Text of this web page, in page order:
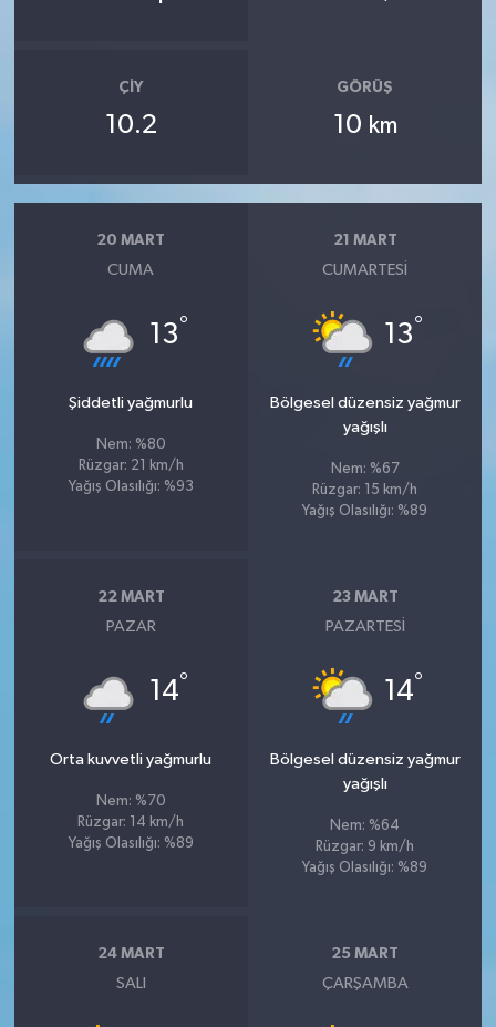
ÇIY
10.2
GÖRÜŞ
10 km
20 MART
CUMA
13°
Şiddetli yağmurlu
Nem: %80
Rüzgar: 21 km/h
Yağış Olasılığı: %93
21 MART
CUMARTESI
13°
Bölgesel düzensiz yağmur
yağışlı
Nem: %67
Rüzgar: 15 km/h
Yağış Olasılığı: %89
22 MART
PAZAR
14°
Orta kuvvetli yağmurlu
Nem: %70
Rüzgar: 14 km/h
Yağış Olasılığı: %89
23 MART
PAZARTESI
14°
Bölgesel düzensiz yağmur
yağışlı
Nem: %64
Rüzgar: 9 km/h
Yağış Olasılığı: %89
24 MART
SALI
25 MART
ÇARŞAMBA